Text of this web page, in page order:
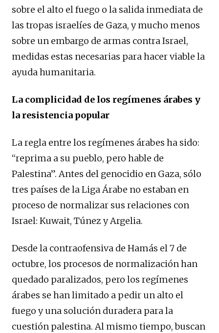
sobre el alto el fuego o la salida inmediata de
las tropas israelíes de Gaza, y mucho menos
sobre un embargo de armas contra Israel,
medidas estas necesarias para hacer viable la
ayuda humanitaria.
La complicidad de los regímenes árabes y
la resistencia popular
La regla entre los regímenes árabes ha sido:
“reprima a su pueblo, pero hable de
Palestina”. Antes del genocidio en Gaza, sólo
tres países de la Liga Árabe no estaban en
proceso de normalizar sus relaciones con
Israel: Kuwait, Túnez y Argelia.
Desde la contraofensiva de Hamás el 7 de
octubre, los procesos de normalización han
quedado paralizados, pero los regímenes
árabes se han limitado a pedir un alto el
fuego y una solución duradera para la
cuestión palestina. Al mismo tiempo, buscan